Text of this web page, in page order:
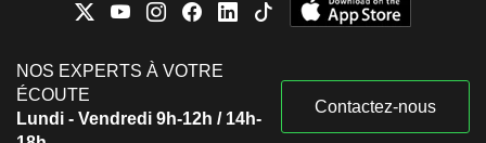
NOS EXPERTS À VOTRE
ÉCOUTE
Lundi - Vendredi 9h-12h / 14h-
Contactez-nous